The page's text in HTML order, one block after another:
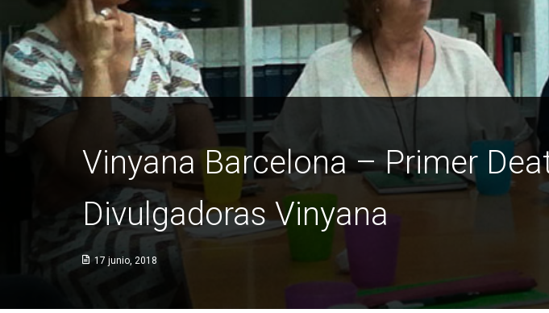
Vinyana Barcelona – Primer
Divulgadoras Vinyana
17 junio, 2018